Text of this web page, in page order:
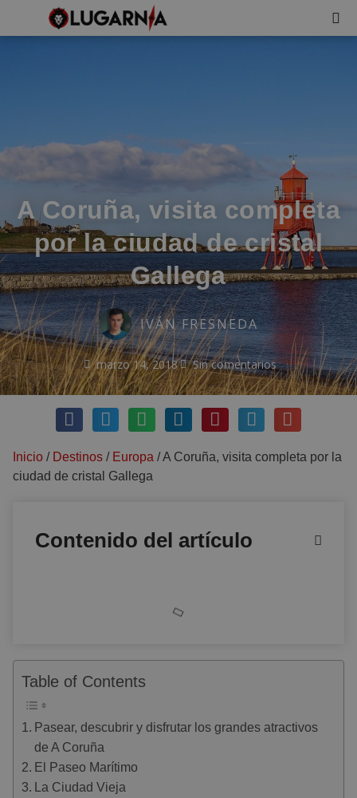
A Coruña, visita completa
por la ciudad de cristal
Gallega
IVÁN FRESNEDA
marzo 14, 2018 Sin comentarios
Inicio / Destinos / Europa /A Coruña, visita completa por la
ciudad de cristal Gallega
Contenido del artículo
Table of Contents
Pasear, descubrir y disfrutar los grandes atractivos
de A Coruña
El Paseo Marítimo
La Ciudad Vieja